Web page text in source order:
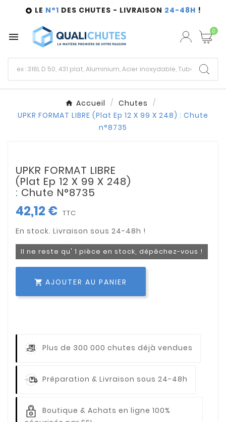
 LE N°1 DES CHUTES - LIVRAISON 24-48H !
 0
Accueil
Chutes
UPKR FORMAT LIBRE (Plat Ep 12 X 99 X 248) : Chute
n°8735
UPKR FORMAT LIBRE
(Plat Ep 12 X 99 X 248)
: Chute N°8735
42,12 € TTC
Il ne reste qu' 1 pièce en stock, dépêchez-vous !
 AJOUTER AU PANIER
Plus de 300 000 chutes déjà vendues
Préparation & Livraison sous 24-48h
Boutique & Achats en ligne 100%